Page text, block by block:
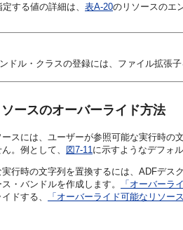
する値の詳細は、 表A-20のリソースのエ
ドル・クラスの登録には、ファイル拡張
ースのオーバーライド方法
スには、ユーザーが参照可能な実行時
。例として、
図7-11 に示すようなデフォ
行時の文字列を置換するには、ADFデ
・バンドルを作成します。
「オーバーラ
ドする、
「オーバーライド可能なリソー